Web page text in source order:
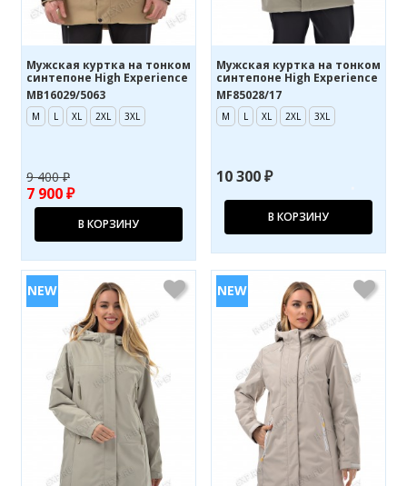
Мужская куртка на тонком
синтепоне High Experience
MB16029/5063
M L XL 2XL 3XL
9 400 ₽
7 900 ₽
В КОРЗИНУ
Мужская куртка на тонком
синтепоне High Experience
MF85028/17
M L XL 2XL 3XL
10 300 ₽
В КОРЗИНУ